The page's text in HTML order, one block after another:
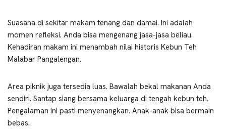
Suasana di sekitar makam tenang dan damai. Ini adalah
momen refleksi. Anda bisa mengenang jasa-jasa beliau.
Kehadiran makam ini menambah nilai historis Kebun Teh
Malabar Pangalengan.
Area piknik juga tersedia luas. Bawalah bekal makanan Anda
sendiri. Santap siang bersama keluarga di tengah kebun teh.
Pengalaman ini pasti menyenangkan. Anak-anak bisa bermain
bebas.